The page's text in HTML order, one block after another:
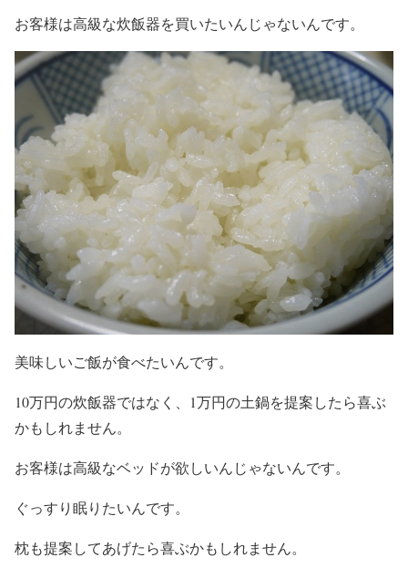
お客様は高級な炊飯器を買いたいんじゃないんです。
美味しいご飯が食べたいんです。
10万円の炊飯器ではなく、1万円の土鍋を提案したら喜ぶ
かもしれません。
お客様は高級なベッドが欲しいんじゃないんです。
ぐっすり眠りたいんです。
枕も提案してあげたら喜ぶかもしれません。